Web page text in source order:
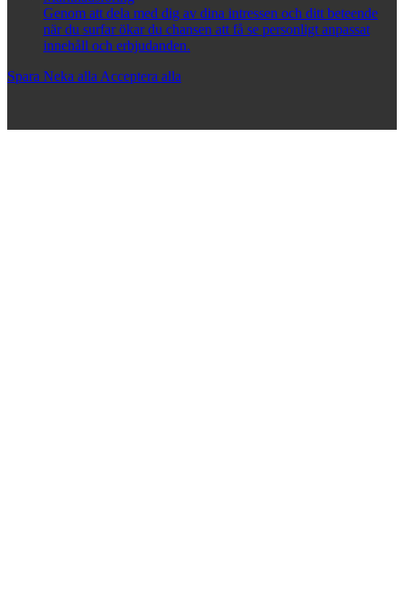
Genom att dela med dig av dina intressen och ditt beteende
när du surfar ökar du chansen att få se personligt anpassat
innehåll och erbjudanden.
Spara Neka allaAcceptera alla